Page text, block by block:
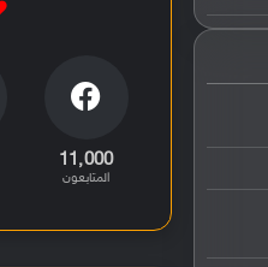
11٬000
المتابعون